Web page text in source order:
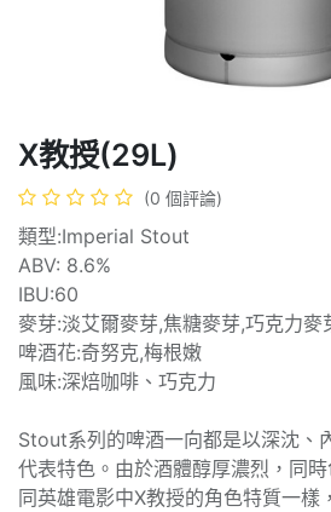
X教授(29L)
(0 個評論)
類型:Imperial Stout
ABV: 8.6%
IBU:60
麥芽:淡艾爾麥芽,焦糖麥芽,巧克力麥
啤酒花:奇努克,梅根嫩
風味:深焙咖啡、巧克力
Stout系列的啤酒一向都是以深沈、
代表特色。由於酒體醇厚濃烈，同
同英雄電影中X教授的角色特質一樣